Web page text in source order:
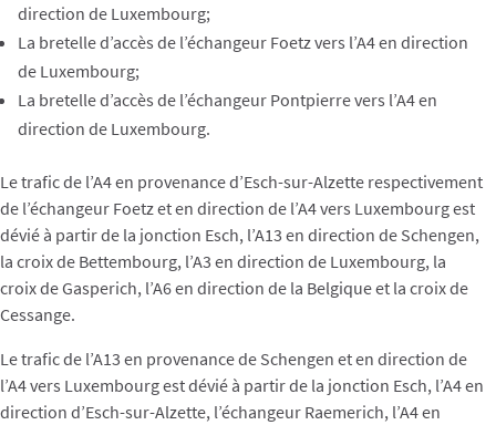
direction de Luxembourg;
La bretelle d’accès de l’échangeur Foetz vers l’A4 en direction
de Luxembourg;
La bretelle d’accès de l’échangeur Pontpierre vers l’A4 en
direction de Luxembourg.
Le trafic de l’A4 en provenance d’Esch-sur-Alzette respectivement
de l’échangeur Foetz et en direction de l’A4 vers Luxembourg est
dévié à partir de la jonction Esch, l’A13 en direction de Schengen,
la croix de Bettembourg, l’A3 en direction de Luxembourg, la
croix de Gasperich, l’A6 en direction de la Belgique et la croix de
Cessange.
Le trafic de l’A13 en provenance de Schengen et en direction de
l’A4 vers Luxembourg est dévié à partir de la jonction Esch, l’A4 en
direction d’Esch-sur-Alzette, l’échangeur Raemerich, l’A4 en